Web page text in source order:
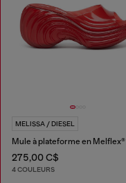
MELISSA / DIESEL
Mule à plateforme en Melflex®
275,00 C$
4 COULEURS